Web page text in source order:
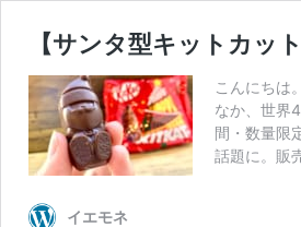
【サンタ型キットカッ
こんにちは
なか、世界
間・数量限
話題に。販
イエモネ